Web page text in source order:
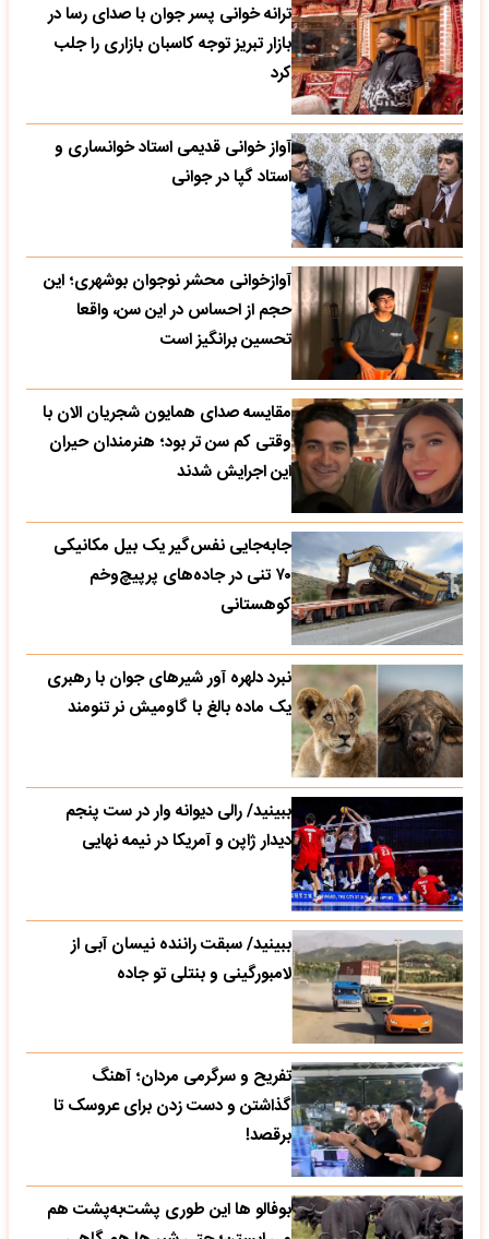
ترانه خوانی پسر جوان با صدای رسا در
بازار تبریز توجه کاسبان بازاری را جلب
کرد
آواز خوانی قدیمی استاد خوانساری و
استاد گپا در جوانی
آوازخوانی محشر نوجوان بوشهری؛ این
حجم از احساس در این سن، واقعا
تحسین‌ برانگیز است
مقایسه صدای همایون شجریان الان با
وقتی کم سن تر بود؛ هنرمندان حیران
این اجرایش شدند
جابه‌جایی نفس‌گیر یک بیل مکانیکی
۷۰ تنی در جاده‌های پرپیچ‌وخم
کوهستانی
نبرد دلهره آور شیرهای جوان با رهبری
یک ماده بالغ با گاومیش نر تنومند
ببینید/ رالی دیوانه وار در ست پنجم
دیدار ژاپن و آمریکا در نیمه نهایی
ببینید/ سبقت راننده نیسان آبی از
لامبورگینی و بنتلی تو جاده
تفریح و سرگرمی مردان؛ آهنگ
گذاشتن و دست زدن برای عروسک تا
برقصد!
بوفالو ها این‌ طوری پشت‌به‌پشت هم